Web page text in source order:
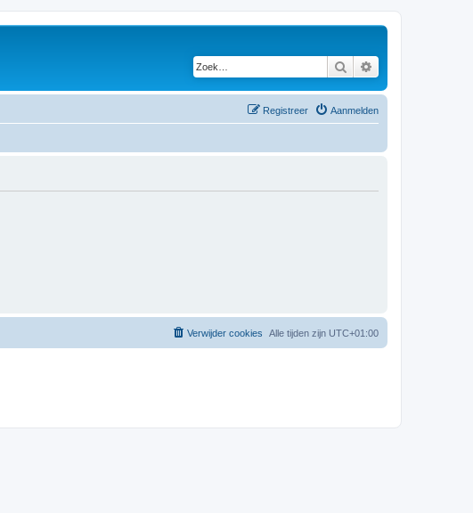
Zoek
Aanmelden
Registreer
Alle tijden zijn UTC+01:00
Verwijder cookies